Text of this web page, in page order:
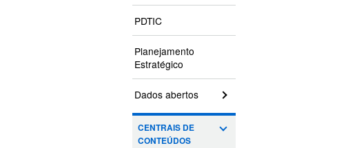
PDTIC
Planejamento
Estratégico
Dados abertos
CENTRAIS DE
CONTEÚDOS